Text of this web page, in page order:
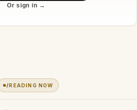
Or sign in →
1READING NOW